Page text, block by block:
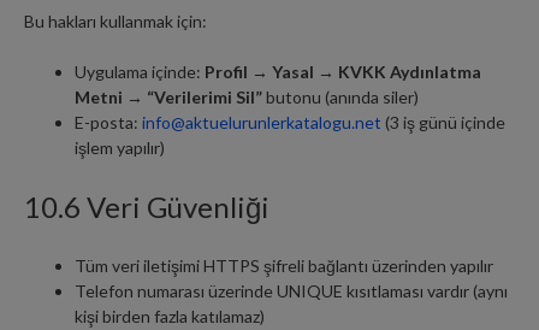
Bu hakları kullanmak için:
Uygulama içinde: Profil → Yasal → KVKK Aydınlatma
Metni → “Verilerimi Sil” butonu (anında siler)
E-posta: info@aktuelurunlerkatalogu.net (3 iş günü içinde
işlem yapılır)
10.6 Veri Güvenliği
Tüm veri iletişimi HTTPS şifreli bağlantı üzerinden yapılır
Telefon numarası üzerinde UNIQUE kısıtlaması vardır (aynı
kişi birden fazla katılamaz)